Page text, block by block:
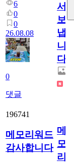
6
0
0
26.08.08
0
댓글
서
보
냅
니
다.
196741
메모리워드
감사합니다
메
모
리